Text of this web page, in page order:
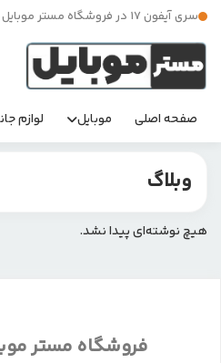
سری آیفون 17 در فروشگاه مستر موبایل موجود شد
صفحه اصلی موبایل لوازم
وبلاگ
هیچ نوشته‌ای پیدا نشد.
فروشگاه مستر